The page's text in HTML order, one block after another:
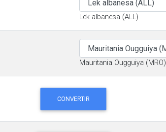
Lek albanesa (ALL)
Mauritania Ougguiya (MRO)
CONVERTIR